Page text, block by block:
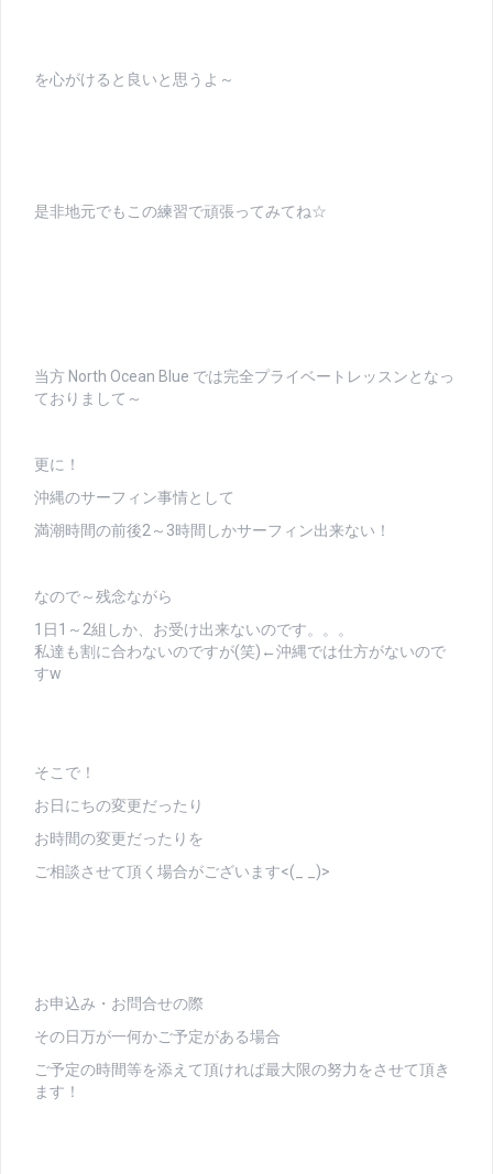
を心がけると良いと思うよ～
是非地元でもこの練習で頑張ってみてね☆
当方 North Ocean Blue では完全プライベートレッスンとなっ
ておりまして～
更に！
沖縄のサーフィン事情として
満潮時間の前後2～3時間しかサーフィン出来ない！
なので～残念ながら
1日1～2組しか、お受け出来ないのです。。。
私達も割に合わないのですが(笑)←沖縄では仕方がないので
すw
そこで！
お日にちの変更だったり
お時間の変更だったりを
ご相談させて頂く場合がございます<(_ _)>
お申込み・お問合せの際
その日万が一何かご予定がある場合
ご予定の時間等を添えて頂ければ最大限の努力をさせて頂き
ます！